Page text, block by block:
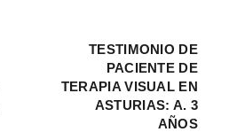
TESTIMONIO DE
PACIENTE DE
TERAPIA VISUAL EN
ASTURIAS: A. 3
AÑOS